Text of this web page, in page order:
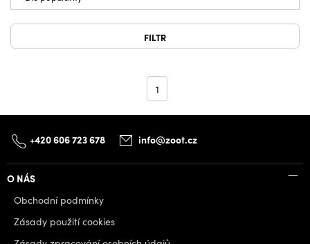
FILTR
1
+420 606 723 678 info@zoot.cz
O NÁS
Obchodní podmínky
Zásady použití cookies